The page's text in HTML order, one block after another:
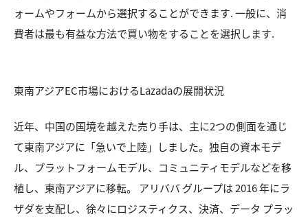
ォームやフォームから選択することができます. 一般に、消
費者は最も有益な方法で買い物をすることを選択します.
東南アジアEC市場におけるLazadaの展開状況
近年、中国の国境を越えた売り手は、主に2つの側面を通じ
て東南アジアに「急いで上陸」しました。独自の資本モデ
ル、プラットフォームモデル、コミュニティモデルなどを移
植し、東南アジアに移転。 アリババ グループは 2016 年にラ
ザダを支配し、徐々にロジスティクス、決済、データ プラッ